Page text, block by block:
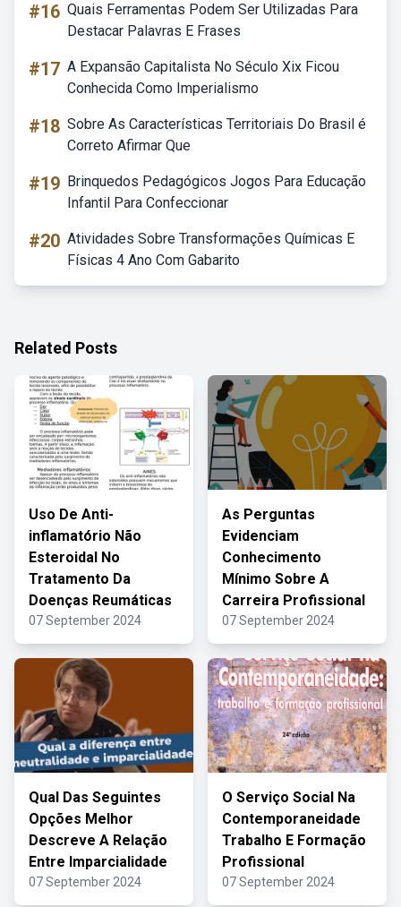
#16 Quais Ferramentas Podem Ser Utilizadas Para
Destacar Palavras E Frases
#17 A Expansão Capitalista No Século Xix Ficou
Conhecida Como Imperialismo
#18 Sobre As Características Territoriais Do Brasil é
Correto Afirmar Que
#19 Brinquedos Pedagógicos Jogos Para Educação
Infantil Para Confeccionar
#20 Atividades Sobre Transformações Químicas E
Físicas 4 Ano Com Gabarito
Related Posts
Uso De Anti-
inflamatório Não
Esteroidal No
Tratamento Da
Doenças Reumáticas
07 September 2024
As Perguntas
Evidenciam
Conhecimento
Mínimo Sobre A
Carreira Profissional
07 September 2024
Qual Das Seguintes
Opções Melhor
Descreve A Relação
Entre Imparcialidade
07 September 2024
O Serviço Social Na
Contemporaneidade
Trabalho E Formação
Profissional
07 September 2024